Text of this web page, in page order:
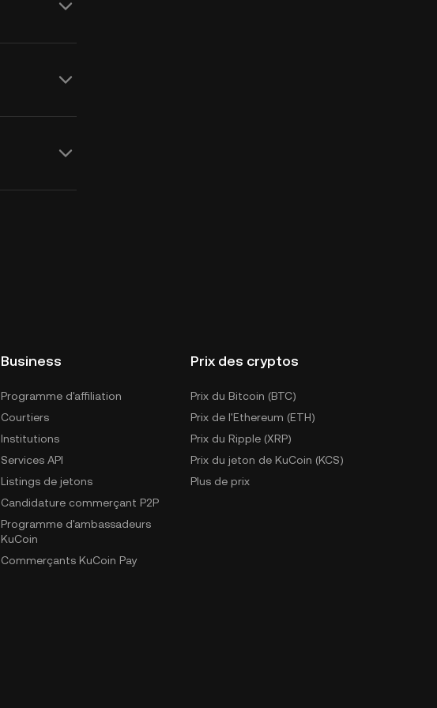
Business
Programme d'affiliation
Courtiers
Institutions
Services API
Listings de jetons
Candidature commerçant P2P
Programme d'ambassadeurs
KuCoin
Commerçants KuCoin Pay
Prix des cryptos
Prix du Bitcoin (BTC)
Prix de l'Ethereum (ETH)
Prix du Ripple (XRP)
Prix du jeton de KuCoin (KCS)
Plus de prix